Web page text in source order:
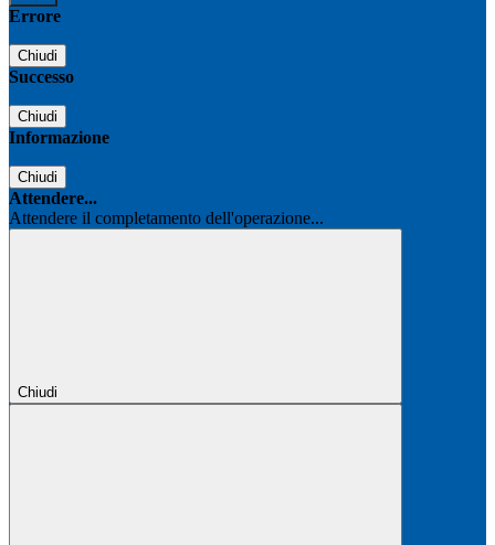
Errore
Chiudi
Successo
Chiudi
Informazione
Chiudi
Attendere...
Attendere il completamento dell'operazione...
Chiudi